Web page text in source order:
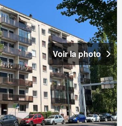
Voir la photo